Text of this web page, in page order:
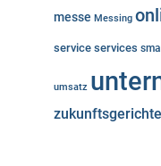
messe Messing
service services
umsatz